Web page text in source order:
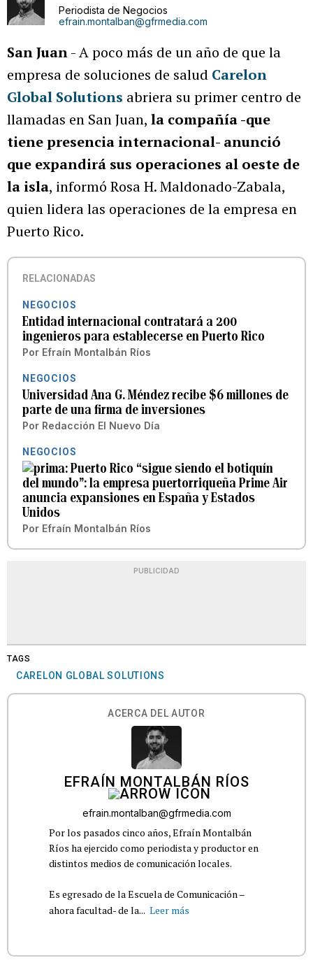
Periodista de Negocios
efrain.montalban@gfrmedia.com
San Juan- A poco más de un año de que la
empresa de soluciones de salud Carelon
Global Solutions abriera su primer centro de
llamadas en San Juan, la compañía -que
tiene presencia internacional- anunció
que expandirá sus operaciones al oeste de
la isla, informó Rosa H. Maldonado-Zabala,
quien lidera las operaciones de la empresa en
Puerto Rico.
RELACIONADAS
NEGOCIOS
Entidad internacional contratará a 200
ingenieros para establecerse en Puerto Rico
Por Efraín Montalbán Ríos
NEGOCIOS
Universidad Ana G. Méndez recibe $6 millones de
parte de una firma de inversiones
Por Redacción El Nuevo Día
NEGOCIOS
Puerto Rico “sigue siendo el botiquín
del mundo”: la empresa puertorriqueña Prime Air
anuncia expansiones en España y Estados
Unidos
Por Efraín Montalbán Ríos
PUBLICIDAD
TAGS
CARELON GLOBAL SOLUTIONS
ACERCA DEL AUTOR
EFRAÍN MONTALBÁN RÍOS
efrain.montalban@gfrmedia.com
Por los pasados cinco años, Efraín Montalbán
Ríos ha ejercido como periodista y productor en
distintos medios de comunicación locales.
Es egresado de la Escuela de Comunicación –
ahora facultad- de la... Leer más